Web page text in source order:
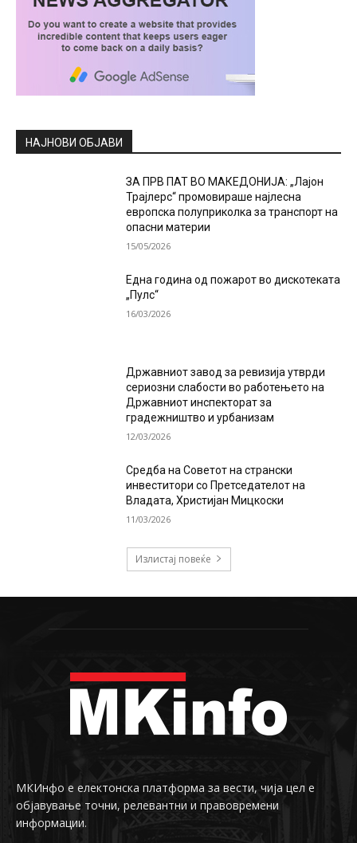
НАЈНОВИ ОБЈАВИ
ЗА ПРВ ПАТ ВО МАКЕДОНИЈА: „Лајон
Трајлерс“ промовираше најлесна
европска полуприколка за транспорт на
опасни материи
15/05/2026
Една година од пожарот во дискотеката
„Пулс“
16/03/2026
Државниот завод за ревизија утврди
сериозни слабости во работењето на
Државниот инспекторат за
градежништво и урбанизам
12/03/2026
Средба на Советот на странски
инвеститори со Претседателот на
Владата, Христијан Мицкоски
11/03/2026
Излистај повеќе
МКИнфо е електонска платформа за вести, чија цел е
објавување точни, релевантни и правовремени
информации.